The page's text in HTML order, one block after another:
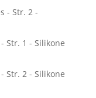
- Str. 2 -
Str. 1 - Silikone
Str. 2 - Silikone